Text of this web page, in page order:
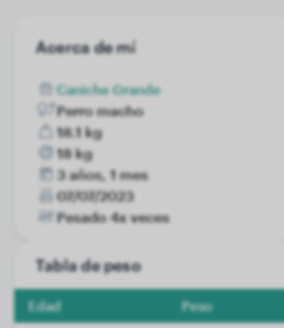
Acerca de mí
Caniche Grande
Perro macho
18.1 kg
18 kg
3 años, 1 mes
07/07/2023
Pesado 4x veces
Tabla de peso
Edad Peso